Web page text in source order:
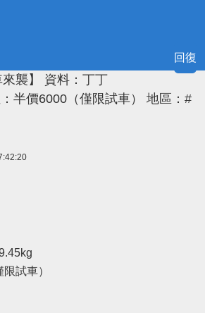
回復
來襲】 資料：丁丁
半價6000（僅限試車） 地區：#
試車）